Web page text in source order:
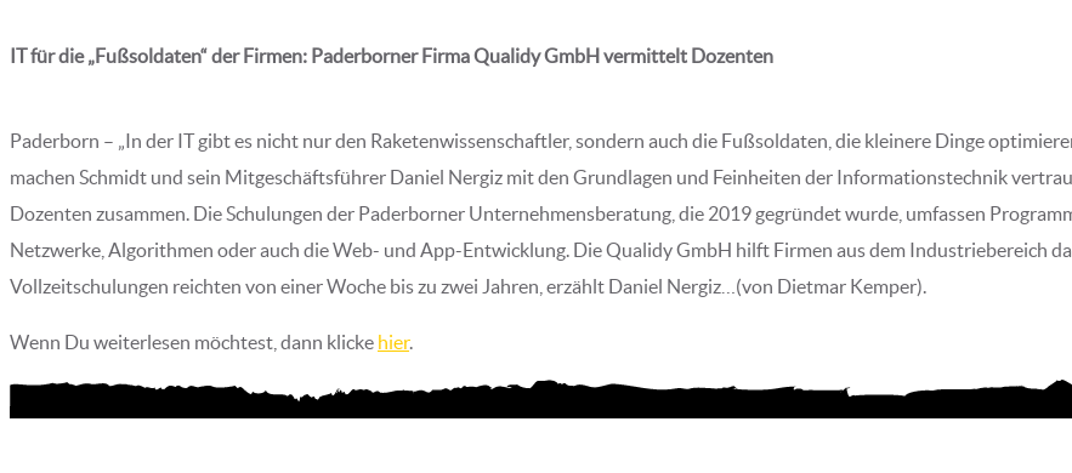
IT für die „Fußsoldaten“ der Firmen: Paderborner Firma Qualidy GmbH vermittelt Dozenten
Paderborn – „In der IT gibt es nicht nur den Raketenwissenschaftler, sondern auch die Fußsoldaten, die kleinere Dinge
machen Schmidt und sein Mitgeschäftsführer Daniel Nergiz mit den Grundlagen und Feinheiten der Informationstechnik
Dozenten zusammen. Die Schulungen der Paderborner Unternehmensberatung, die 2019 gegründet wurde, umfassen
Netzwerke, Algorithmen oder auch die Web- und App-Entwicklung. Die Qualidy GmbH hilft Firmen aus dem Industriebereich
Vollzeitschulungen reichten von einer Woche bis zu zwei Jahren, erzählt Daniel Nergiz…(von Dietmar Kemper).
Wenn Du weiterlesen möchtest, dann klicke hier.